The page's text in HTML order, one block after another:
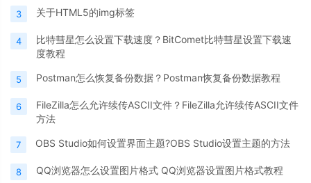
3 关于HTML5的img标签
4
比特彗星怎么设置下载速度？BitComet比特彗星设置下载速
度教程
5 Postman怎么恢复备份数据？Postman恢复备份数据教程
6
FileZilla怎么允许续传ASCII文件？FileZilla允许续传ASCII文件
方法
7 OBS Studio如何设置界面主题?OBS Studio设置主题的方法
8 QQ浏览器怎么设置图片格式 QQ浏览器设置图片格式教程